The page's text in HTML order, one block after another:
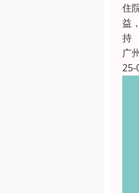
住
益
持
广
25-